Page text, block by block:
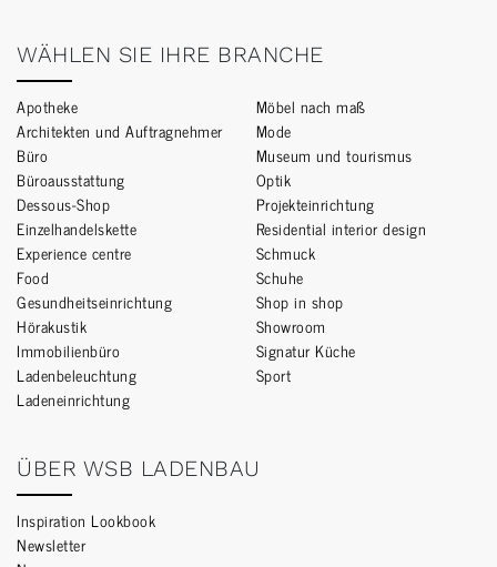
WÄHLEN SIE IHRE BRANCHE
Apotheke
Architekten und Auftragnehmer
Büro
Büroausstattung
Dessous-Shop
Einzelhandelskette
Experience centre
Food
Gesundheitseinrichtung
Hörakustik
Immobilienbüro
Ladenbeleuchtung
Ladeneinrichtung
Möbel nach maß
Mode
Museum und tourismus
Optik
Projekteinrichtung
Residential interior design
Schmuck
Schuhe
Shop in shop
Showroom
Signatur Küche
Sport
ÜBER WSB LADENBAU
Inspiration Lookbook
Newsletter